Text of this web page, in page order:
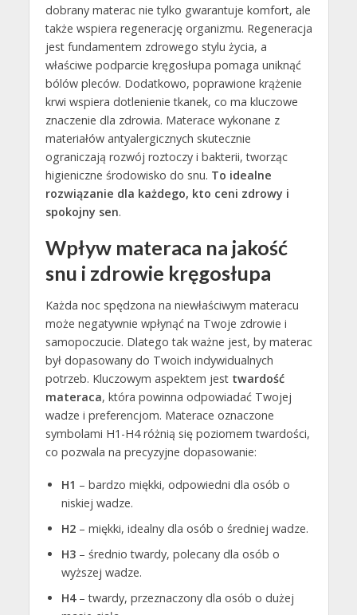
dobrany materac nie tylko gwarantuje komfort, ale
także wspiera regenerację organizmu. Regeneracja
jest fundamentem zdrowego stylu życia, a
właściwe podparcie kręgosłupa pomaga uniknąć
bólów pleców. Dodatkowo, poprawione krążenie
krwi wspiera dotlenienie tkanek, co ma kluczowe
znaczenie dla zdrowia. Materace wykonane z
materiałów antyalergicznych skutecznie
ograniczają rozwój roztoczy i bakterii, tworząc
higieniczne środowisko do snu. To idealne
rozwiązanie dla każdego, kto ceni zdrowy i
spokojny sen.
Wpływ materaca na jakość
snu i zdrowie kręgosłupa
Każda noc spędzona na niewłaściwym materacu
może negatywnie wpłynąć na Twoje zdrowie i
samopoczucie. Dlatego tak ważne jest, by materac
był dopasowany do Twoich indywidualnych
potrzeb. Kluczowym aspektem jest twardość
materaca, która powinna odpowiadać Twojej
wadze i preferencjom. Materace oznaczone
symbolami H1-H4 różnią się poziomem twardości,
co pozwala na precyzyjne dopasowanie:
H1 – bardzo miękki, odpowiedni dla osób o
niskiej wadze.
H2– miękki, idealny dla osób o średniej wadze.
H3– średnio twardy, polecany dla osób o
wyższej wadze.
H4– twardy, przeznaczony dla osób o dużej